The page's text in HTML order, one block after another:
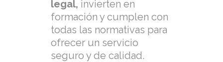
legal, invierten en
formación y cumplen con
todas las normativas para
ofrecer un servicio
seguro y de calidad.